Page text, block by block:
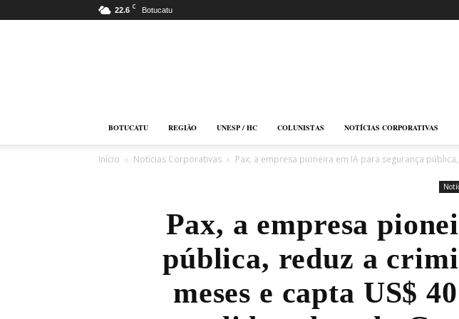
22.6 C Botucatu
BOTUCATU REGIÃO UNESP / HC COLUNISTAS NOTÍCIAS CORPORATIVAS
Início Notícias Corporativas Pax, a empresa pioneira em IA para segurança
Pax, a empresa
pública, reduz a
meses e capta US$